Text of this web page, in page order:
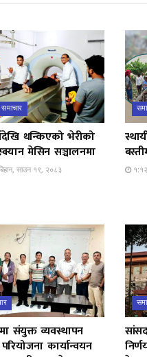
थन्किएको भेरीको
मेसिन सञ्चालनमा
साउन १९, २०८३ १:१२
संयुक्त व्यवस्थापन
कार्यान्वयन